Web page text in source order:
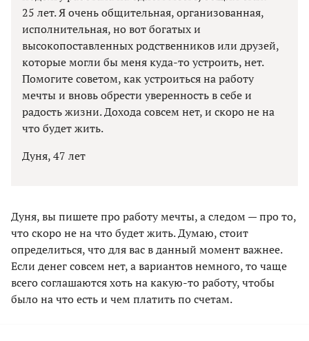
25 лет. Я очень общительная, организованная,
исполнительная, но вот богатых и
высокопоставленных родственников или друзей,
которые могли бы меня куда-то устроить, нет.
Помогите советом, как устроиться на работу
мечты и вновь обрести уверенность в себе и
радость жизни. Дохода совсем нет, и скоро не на
что будет жить.
Дуня, 47 лет
Дуня, вы пишете про работу мечты, а следом — про то,
что скоро не на что будет жить. Думаю, стоит
определиться, что для вас в данный момент важнее.
Если денег совсем нет, а вариантов немного, то чаще
всего соглашаются хоть на какую-то работу, чтобы
было на что есть и чем платить по счетам.